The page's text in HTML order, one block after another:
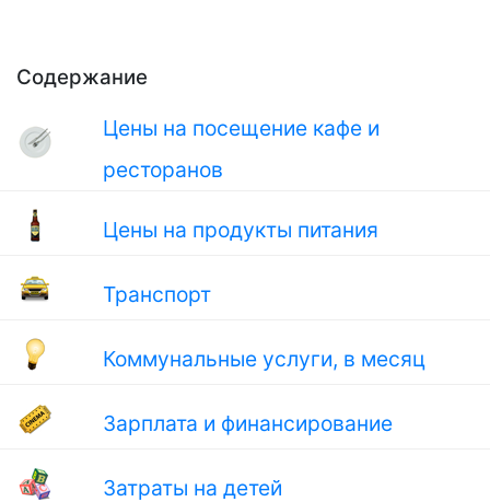
Содержание
Цены на посещение кафе и
ресторанов
Цены на продукты питания
Транспорт
Коммунальные услуги, в месяц
Зарплата и финансирование
Затраты на детей